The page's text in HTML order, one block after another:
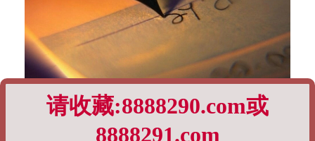
对于初创企业来说，一个官方网站是很重要的，它能让你的品牌快速在互